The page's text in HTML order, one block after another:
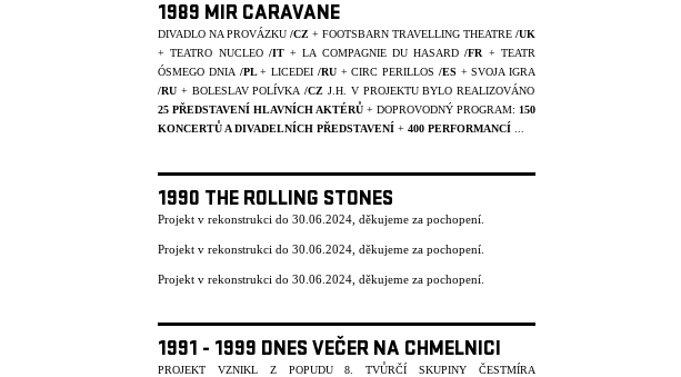
1989 MIR CARAVANE
DIVADLO NA PROVÁZKU /CZ + FOOTSBARN TRAVELLING THEATRE /UK
+ TEATRO NUCLEO/IT+ LA COMPAGNIE DU HASARD /FR + TEATR
ÓSMEGO DNIA /PL+ LICEDEI /RU + CIRC PERILLOS /ES + SVOJA IGRA
/RU + BOLESLAV POLÍVKA /CZJ.H. V PROJEKTU BYLO REALIZOVÁNO
25 PŘEDSTAVENÍ HLAVNÍCH AKTÉRŮ + DOPROVODNÝ PROGRAM: 150
KONCERTŮ A DIVADELNÍCH PŘEDSTAVENÍ + 400 PERFORMANCÍ
1990 THE ROLLING STONES
Projekt v rekonstrukci do 30.06.2024, děkujeme za pochopení.
Projekt v rekonstrukci do 30.06.2024, děkujeme za pochopení.
Projekt v rekonstrukci do 30.06.2024, děkujeme za pochopení.
1991 - 1999 DNES VEČER NA CHMELNICI
PROJEKT VZNIKL Z POPUDU 8. TVŮRČÍ SKUPINY ČESTMÍRA